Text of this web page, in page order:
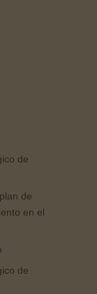
de
de
en el
de